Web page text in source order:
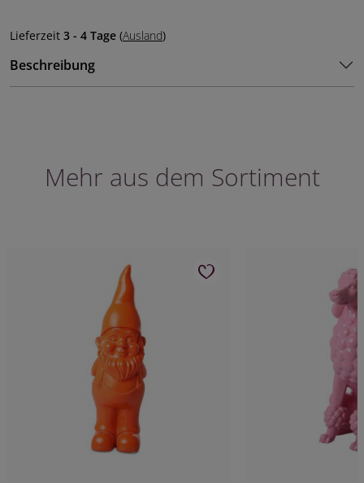
Lieferzeit 3 - 4 Tage (Ausland)
Beschreibung
Mehr aus dem Sortiment